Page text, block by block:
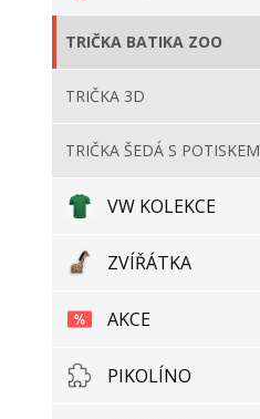
TRIČKA BATIKA ZOO
TRIČKA 3D
TRIČKA ŠEDÁ S POTISKEM
VW KOLEKCE
ZVÍŘÁTKA
AKCE
PIKOLÍNO